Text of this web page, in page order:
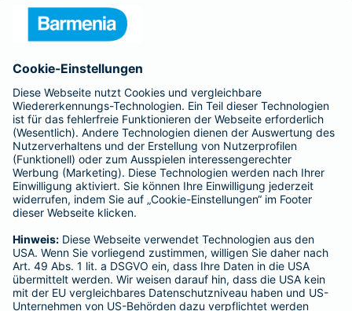
Barmenia ist Teil der BarmeniaGothaer
BELIEBTE SEITEN
Kranken-Zusatzversicherung
Tierversicherungen
Haftpflichtversicherung
Hausratversicherung
Adresse ändern
Schaden melden
Kilometerstandsmeldung
Serviceübersicht